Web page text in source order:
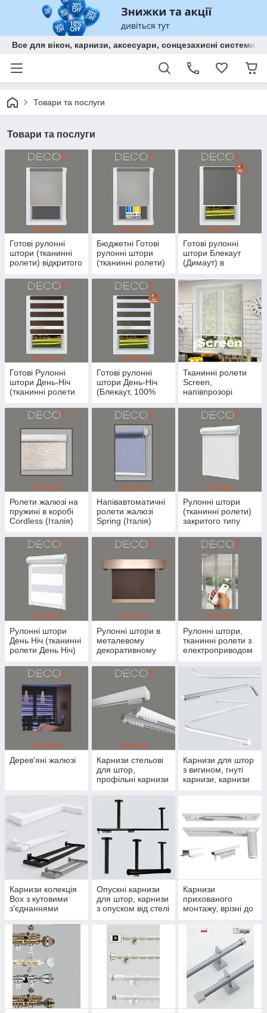
Все для вікон, карнизи, аксесуари, сонцезахисні
Товари та послуги
Товари та послуги
Готові рулонні
штори (тканинні
ролети) відкритого
Бюджетні Готові
рулонні штори
(тканинні ролети)
фурнітура Україна
Готові рулонні
штори Блекаут
(Димаут) в
100% затемнення
Готові Рулонні
штори День-Ніч
(тканинні ролети
Готові рулонні
штори День-Ніч
(Блекаут, 100%
Тканинні ролети
Screen,
напівпрозорі
розсіюють
сонячний потік
Ролети жалюзі на
пружині в коробі
Cordless (Італія)
Напівавтоматичні
ролети жалюзі
Spring (Італія)
Рулонні штори
(тканинні ролети)
закритого типу
Рулонні штори
День Ніч (тканинні
ролети День Ніч)
Рулонні штори в
металевому
декоративному
Рулонні штори,
тканинні ролети з
електроприводом
Дерев'яні жалюзі
Карнизи стельові
для штор,
профільні карнизи
(Алюмінієві)
Карнизи для штор
з вигином, гнуті
карнизи, карнизи
Карнизи колекція
Box з кутовими
з'єднаннями
настінні)
Опускні карнизи
для штор, карнизи
з опуском від стелі
Карнизи
прихованого
монтажу, врізні до
гіпсокартону,
колекція Soffito